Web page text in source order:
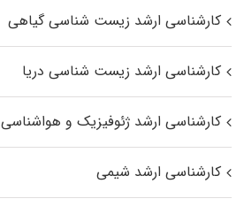
کارشناسی ارشد زیست‌ شناسی گیاهی
کارشناسی ارشد زیست‌ شناسی دریا
کارشناسی ارشد ژئوفیزیک و هواشناسی
کارشناسی ارشد شیمی